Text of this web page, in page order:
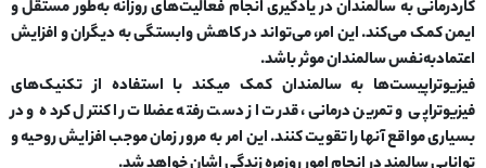
کاردرمانی به سالمندان در یادگیری انجام فعالیت‌های روزانه به‌طور مستقل و
ایمن کمک می‌کند. این امر، می‌تواند در کاهش وابستگی به دیگران و افزایش
اعتمادبه‌نفس سالمندان موثر باشد.
فیزیوتراپیست‌ها به سالمندان کمک میکند با استفاده از تکنیک‌های
فیزیوتراپی و تمرین درمانی، قدرت از دست رفته عضلات را کنترل کرده و در
بسیاری مواقع آنها را تقویت کنند. این امر به مرور زمان موجب افزایش روحیه و